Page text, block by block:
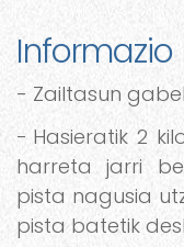
Zailtasun
Hasieratik 2
harreta jarri
pista nagusia
pista batetik